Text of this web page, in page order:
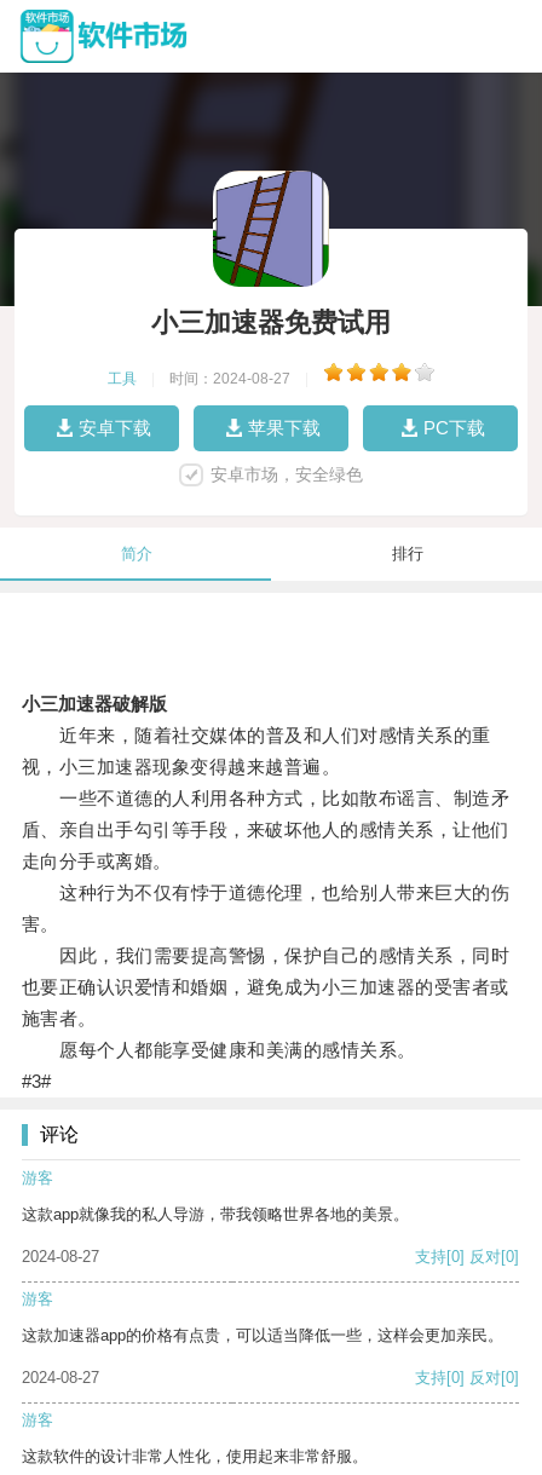
小三加速器免费试用
工具 时间：2024-08-27
安卓下载 苹果下载 PC下载
安卓市场，安全绿色
简介 排行
小三加速器破解版
近年来，随着社交媒体的普及和人们对感情关系的重
视，小三加速器现象变得越来越普遍。
一些不道德的人利用各种方式，比如散布谣言、制造矛
盾、亲自出手勾引等手段，来破坏他人的感情关系，让他们
走向分手或离婚。
这种行为不仅有悖于道德伦理，也给别人带来巨大的伤
害。
因此，我们需要提高警惕，保护自己的感情关系，同时
也要正确认识爱情和婚姻，避免成为小三加速器的受害者或
施害者。
愿每个人都能享受健康和美满的感情关系。
#3#
评论
游客
这款app就像我的私人导游，带我领略世界各地的美景。
2024-08-27 支持[0] 反对[0]
游客
这款加速器app的价格有点贵，可以适当降低一些，这样会更加亲民。
2024-08-27 支持[0] 反对[0]
游客
这款软件的设计非常人性化，使用起来非常舒服。